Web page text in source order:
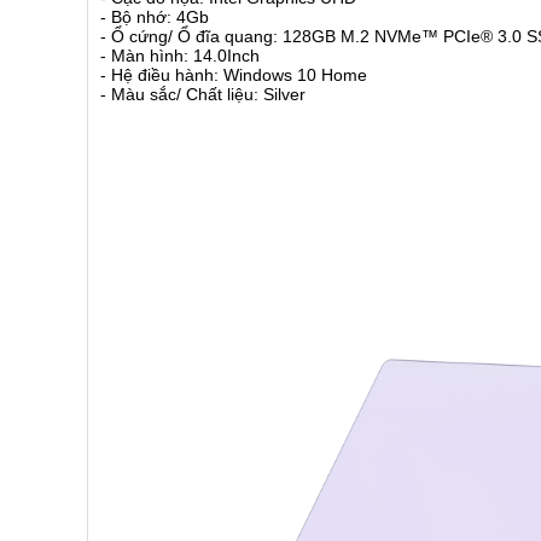
- Bộ nhớ: 4Gb
- Ổ cứng/ Ổ đĩa quang: 128GB M.2 NVMe™ PCIe® 3.0
- Màn hình: 14.0Inch
- Hệ điều hành: Windows 10 Home
- Màu sắc/ Chất liệu: Silver